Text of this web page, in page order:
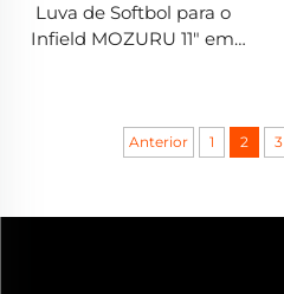
Luva de Softbol para o
Infield MOZURU 11" em
Anterior 1 2 3